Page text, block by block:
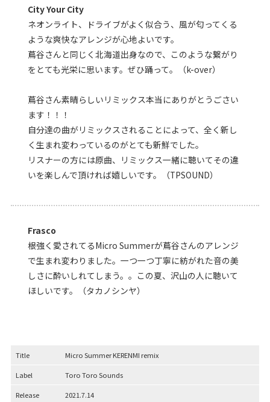
City Your City
ネオンライト、ドライブがよく似合う、風が匂ってくる
ような爽快なアレンジが心地よいです。
蔦谷さんと同じく北海道出身なので、このような繋がり
をとても光栄に思います。ぜひ踊って。（k-over）
蔦谷さん素晴らしいリミックス本当にありがとうごさい
ます！！！
自分達の曲がリミックスされることによって、全く新し
く生まれ変わっているのがとても新鮮でした。
リスナーの方には原曲、リミックス一緒に聴いてその違
いを楽しんで頂ければ嬉しいです。（TPSOUND）
Frasco
根強く愛されてるMicro Summerが蔦谷さんのアレンジ
で生まれ変わりました。一つ一つ丁寧に紡がれた音の美
しさに酔いしれてしまう。。この夏、沢山の人に聴いて
ほしいです。（タカノシンヤ）
Title Micro Summer KERENMI remix
Label Toro Toro Sounds
Release 2021.7.14